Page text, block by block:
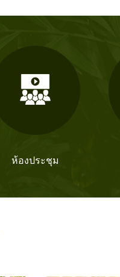
ห้องประชุม